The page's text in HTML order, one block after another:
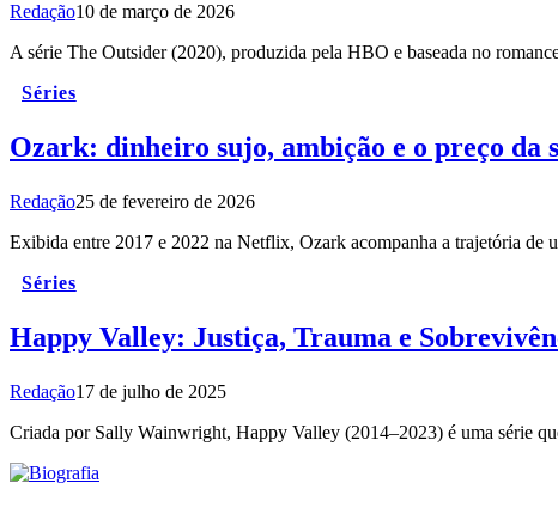
Redação10 de março de 2026
A série The Outsider (2020), produzida pela HBO e baseada no
Séries
Ozark: dinheiro sujo, ambição e o preço da
Redação25 de fevereiro de 2026
Exibida entre 2017 e 2022 na Netflix, Ozark acompanha a trajetória
Séries
Happy Valley: Justiça, Trauma e
Redação17 de julho de 2025
Criada por Sally Wainwright, Happy Valley (2014–2023) é uma série